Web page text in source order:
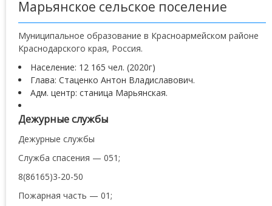
Марьянское сельское поселение
Муниципальное образование в Красноармейском районе
Краснодарского края, Россия.
Население: 12 165 чел. (2020г)
Глава: Стаценко Антон Владиславович.
Адм. центр: станица Марьянская.
Дежурные службы
Дежурные службы
Служба спасения — 051;
8(86165)3-20-50
Пожарная часть — 01;